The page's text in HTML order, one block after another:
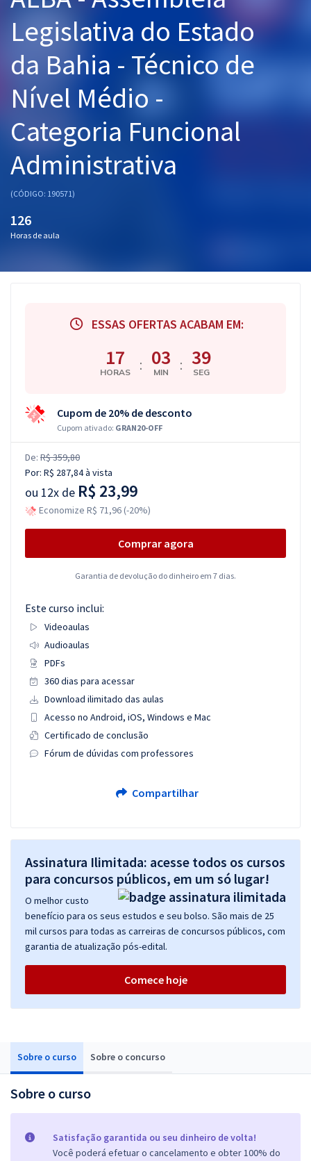
Graduação
Mentorias
Questões grátis
Conteúdo gratuito
Blog
Aprovados
Legislativa do Estado
da Bahia - Técnico de
Nível Médio -
Categoria Funcional
Administrativa
(CÓDIGO: 190571)
126
Horas de aula
Sobre o curso Sobre o concurso
Sobre o curso
Satisfação garantida ou seu dinheiro de volta!
Você poderá efetuar o cancelamento e obter 100% do
ESSAS OFERTAS ACABAM EM:
17
HORAS : 03
MIN : 38
SEG
Cupom de 20% de desconto
Cupom ativado: GRAN20-OFF
De: R$ 359,80
Por: R$ 287,84à vista
ou 12x de R$ 23,99
Economize R$ 71,96 (-20%)
Comprar agora
Garantia de devolução do dinheiro em 7 dias.
Este curso inclui:
Videoaulas
Audioaulas
PDFs
360 dias para acessar
Download ilimitado das aulas
Acesso no Android, iOS, Windows e Mac
Certificado de conclusão
Fórum de dúvidas com professores
Compartilhar
Assinatura Ilimitada: acesse todos os cursos
para concursos públicos, em um só lugar!
O melhor custo
benefício para os seus estudos e seu bolso. São mais de 25
mil cursos para todas as carreiras de concursos públicos, com
garantia de atualização pós-edital.
Comece hoje